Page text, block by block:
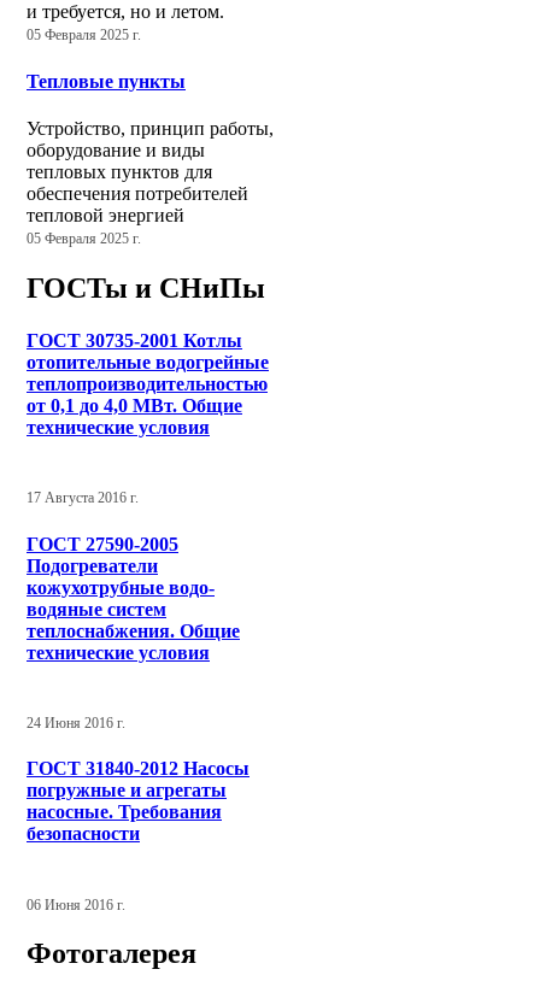
и требуется, но и летом.
05 Февраля 2025 г.
Тепловые пункты
Устройство, принцип работы,
оборудование и виды
тепловых пунктов для
обеспечения потребителей
тепловой энергией
05 Февраля 2025 г.
ГОСТы и СНиПы
ГОСТ 30735-2001 Котлы
отопительные водогрейные
теплопроизводительностью
от 0,1 до 4,0 МВт. Общие
технические условия
17 Августа 2016 г.
ГОСТ 27590-2005
Подогреватели
кожухотрубные водо-
водяные систем
теплоснабжения. Общие
технические условия
24 Июня 2016 г.
ГОСТ 31840-2012 Насосы
погружные и агрегаты
насосные. Требования
безопасности
06 Июня 2016 г.
Фотогалерея